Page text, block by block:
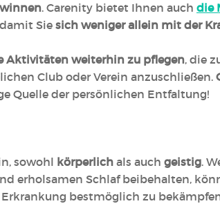
. Carenity bietet Ihnen auch die
Sie sich weniger allein mit der
Aktivitäten weiterhin zu pflegen, die
Club oder Verein anzuschließen.
Quelle der persönlichen Entfaltung!
sowohl körperlich als auch geistig.
erholsamen Schlaf beibehalten,
bestmöglich zu